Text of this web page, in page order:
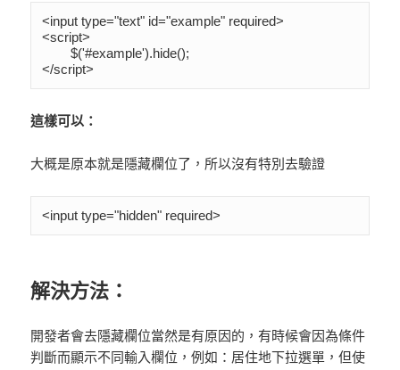
<input type="text" id="example" required>
<script>
	$('#example').hide();
</script>
這樣可以：
大概是原本就是隱藏欄位了，所以沒有特別去驗證
<input type="hidden" required>
解決方法：
開發者會去隱藏欄位當然是有原因的，有時候會因為條件
判斷而顯示不同輸入欄位，例如：居住地下拉選單，但使